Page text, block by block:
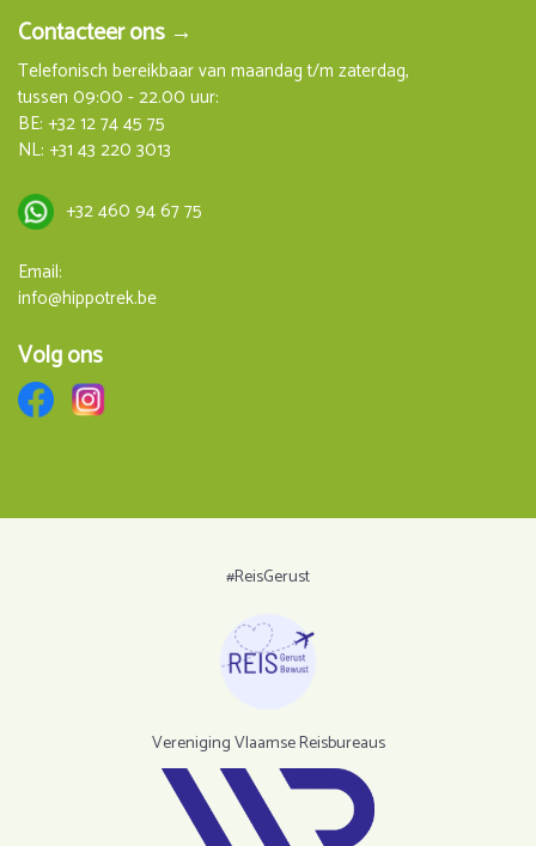
Contacteer ons →
Telefonisch bereikbaar van maandag t/m zaterdag,
tussen 09:00 - 22.00 uur:
BE: +32 12 74 45 75
NL: +31 43 220 3013
+32 460 94 67 75
Email:
info@hippotrek.be
Volg ons
#ReisGerust
Vereniging Vlaamse Reisbureaus